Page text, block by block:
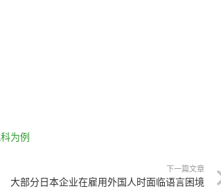
为例
下一篇文章
大部分日本企业在雇用外国人时面临语言困境